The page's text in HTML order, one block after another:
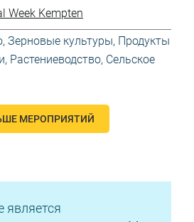
Week Kempten
, Зерновые культуры, Продукты
, Растениеводство, Сельское
МЕРОПРИЯТИЙ
является